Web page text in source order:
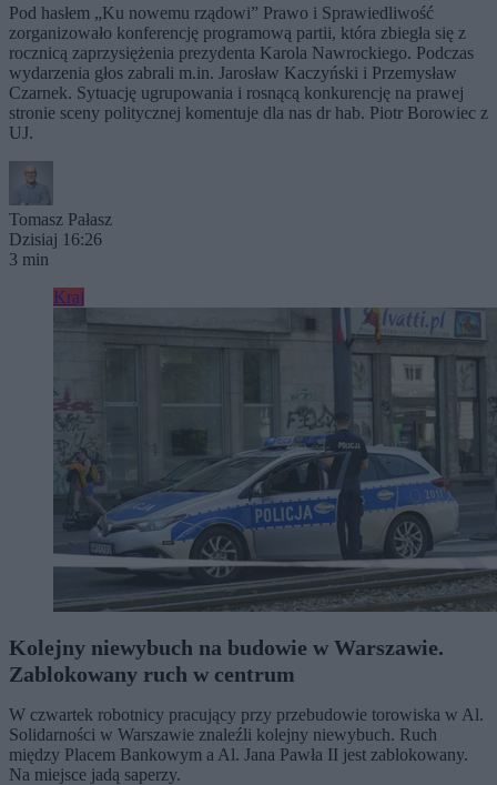
Pod hasłem „Ku nowemu rządowi” Prawo i Sprawiedliwość
zorganizowało konferencję programową partii, która zbiegła się z
rocznicą zaprzysiężenia prezydenta Karola Nawrockiego. Podczas
wydarzenia głos zabrali m.in. Jarosław Kaczyński i Przemysław
Czarnek. Sytuację ugrupowania i rosnącą konkurencję na prawej
stronie sceny politycznej komentuje dla nas dr hab. Piotr Borowiec z
UJ.
Tomasz Pałasz
Dzisiaj 16:26
3 min
Kraj
Kolejny niewybuch na budowie w Warszawie.
Zablokowany ruch w centrum
W czwartek robotnicy pracujący przy przebudowie torowiska w Al.
Solidarności w Warszawie znaleźli kolejny niewybuch. Ruch
między Placem Bankowym a Al. Jana Pawła II jest zablokowany.
Na miejsce jadą saperzy.